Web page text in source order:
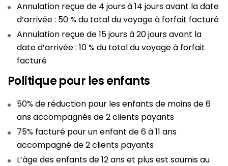
Annulation reçue de 4 jours à 14 jours avant la date
d’arrivée : 50 % du total du voyage à forfait facturé
Annulation reçue de 15 jours à 20 jours avant la
date d’arrivée : 10 % du total du voyage à forfait
facturé
Politique pour les enfants
50% de réduction pour les enfants de moins de 6
ans accompagnés de 2 clients payants
75% facturé pour un enfant de 6 à 11 ans
accompagné de 2 clients payants
L’âge des enfants de 12 ans et plus est soumis au